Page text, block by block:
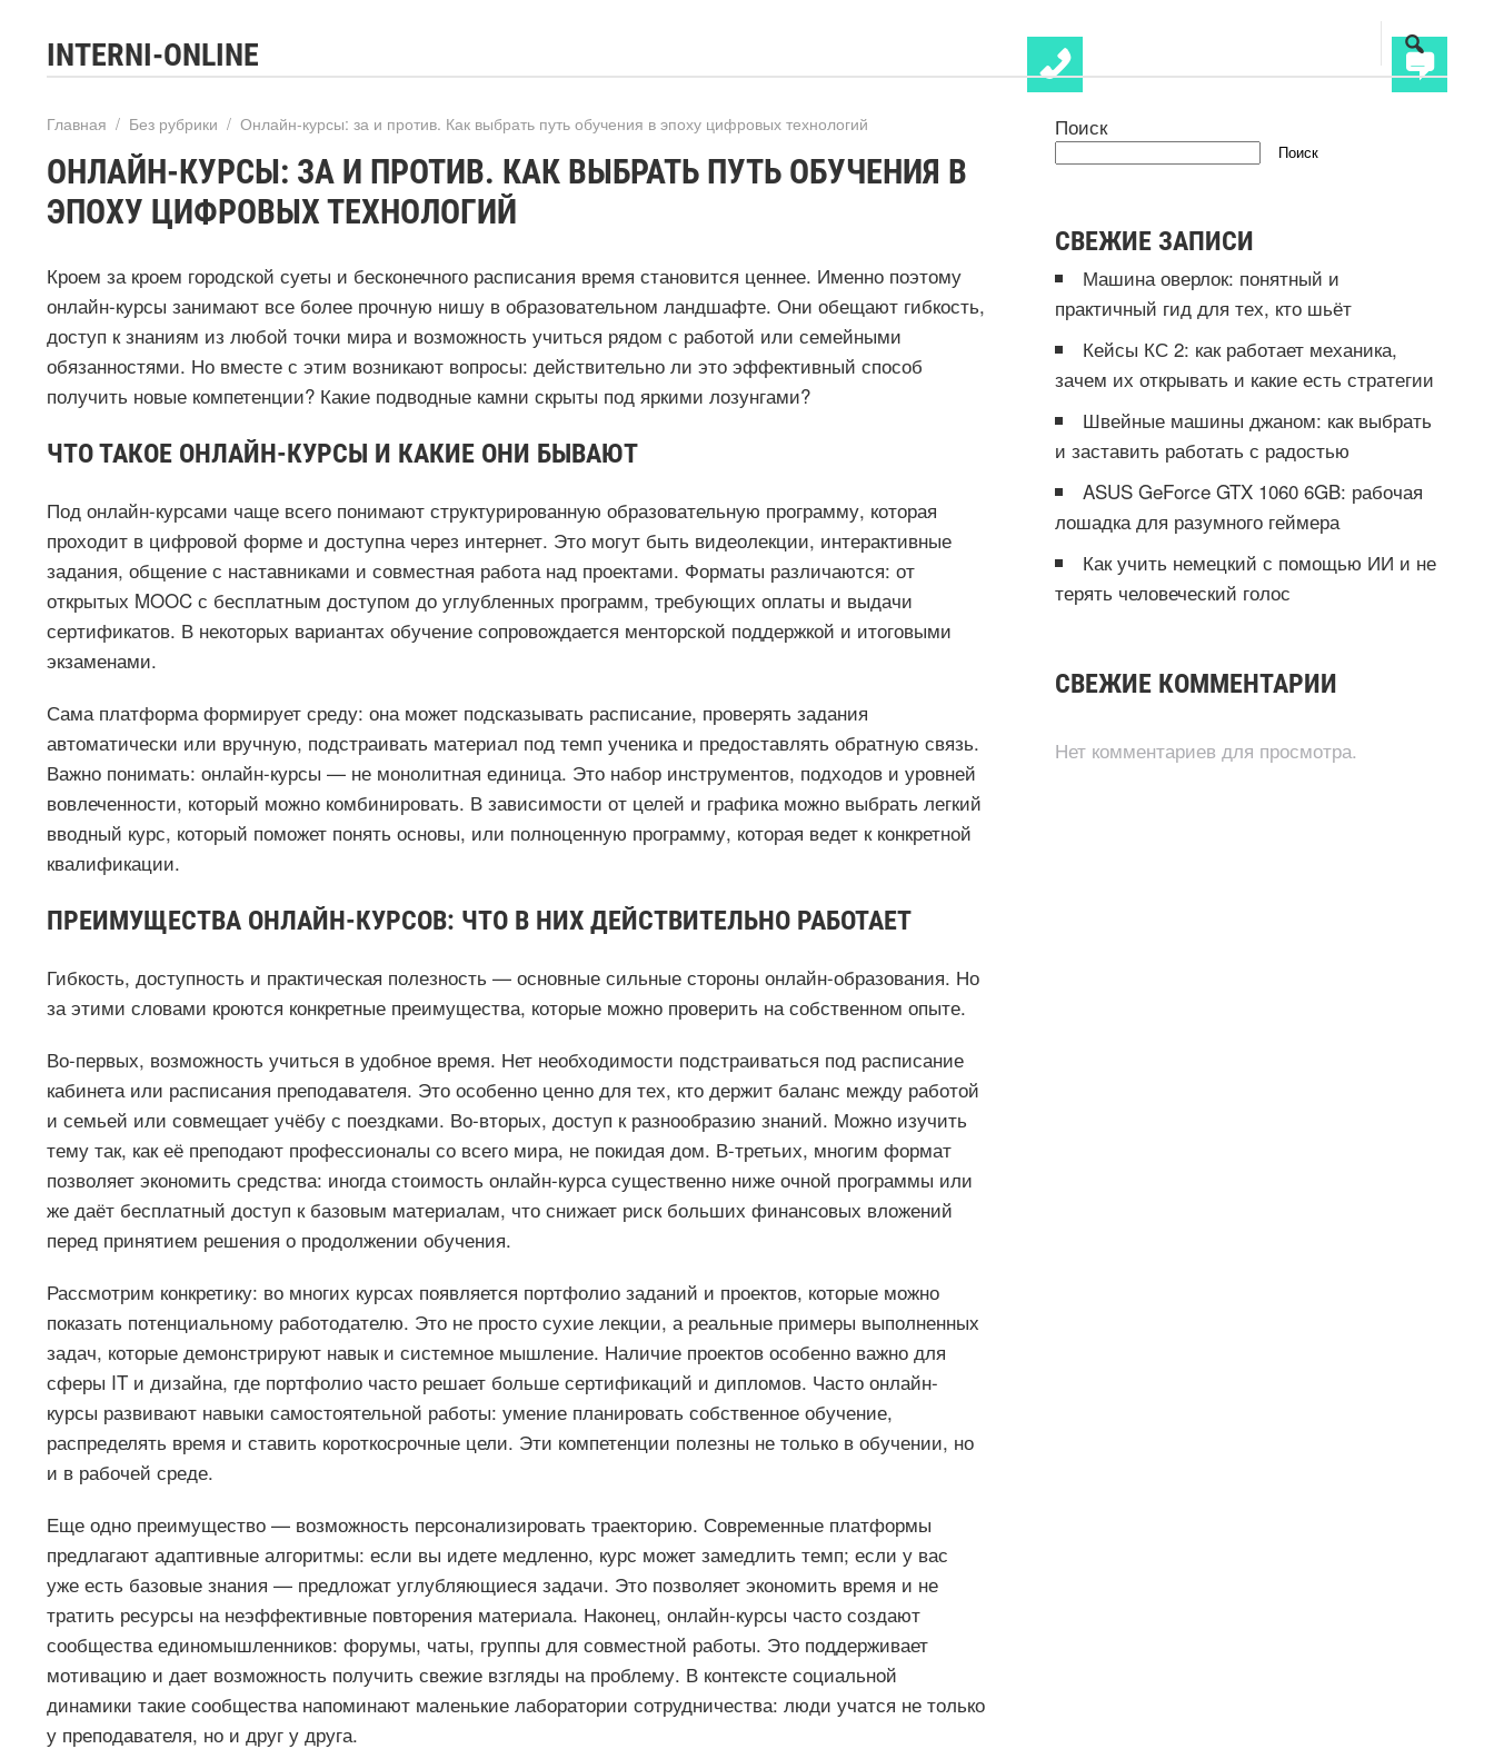
INTERNI-ONLINE
Главная / Без рубрики / Онлайн-курсы: за и против. Как выбрать путь обучения в эпоху цифровых технологий
ОНЛАЙН-КУРСЫ: ЗА И ПРОТИВ. КАК ВЫБРАТЬ ПУТЬ ОБУЧЕНИЯ В
ЭПОХУ ЦИФРОВЫХ ТЕХНОЛОГИЙ
Кроем за кроем городской суеты и бесконечного расписания время становится ценнее. Именно поэтому
онлайн-курсы занимают все более прочную нишу в образовательном ландшафте. Они обещают гибкость,
доступ к знаниям из любой точки мира и возможность учиться рядом с работой или семейными
обязанностями. Но вместе с этим возникают вопросы: действительно ли это эффективный способ
получить новые компетенции? Какие подводные камни скрыты под яркими лозунгами?
ЧТО ТАКОЕ ОНЛАЙН-КУРСЫ И КАКИЕ ОНИ БЫВАЮТ
Под онлайн-курсами чаще всего понимают структурированную образовательную программу, которая
проходит в цифровой форме и доступна через интернет. Это могут быть видеолекции, интерактивные
задания, общение с наставниками и совместная работа над проектами. Форматы различаются: от
открытых MOOC с бесплатным доступом до углубленных программ, требующих оплаты и выдачи
сертификатов. В некоторых вариантах обучение сопровождается менторской поддержкой и итоговыми
экзаменами.
Сама платформа формирует среду: она может подсказывать расписание, проверять задания
автоматически или вручную, подстраивать материал под темп ученика и предоставлять обратную связь.
Важно понимать: онлайн-курсы — не монолитная единица. Это набор инструментов, подходов и уровней
вовлеченности, который можно комбинировать. В зависимости от целей и графика можно выбрать легкий
вводный курс, который поможет понять основы, или полноценную программу, которая ведет к конкретной
квалификации.
ПРЕИМУЩЕСТВА ОНЛАЙН-КУРСОВ: ЧТО В НИХ ДЕЙСТВИТЕЛЬНО РАБОТАЕТ
Гибкость, доступность и практическая полезность — основные сильные стороны онлайн-образования. Но
за этими словами кроются конкретные преимущества, которые можно проверить на собственном опыте.
Во-первых, возможность учиться в удобное время. Нет необходимости подстраиваться под расписание
кабинета или расписания преподавателя. Это особенно ценно для тех, кто держит баланс между работой
и семьей или совмещает учёбу с поездками. Во-вторых, доступ к разнообразию знаний. Можно изучить
тему так, как её преподают профессионалы со всего мира, не покидая дом. В-третьих, многим формат
позволяет экономить средства: иногда стоимость онлайн-курса существенно ниже очной программы или
же даёт бесплатный доступ к базовым материалам, что снижает риск больших финансовых вложений
перед принятием решения о продолжении обучения.
Рассмотрим конкретику: во многих курсах появляется портфолио заданий и проектов, которые можно
показать потенциальному работодателю. Это не просто сухие лекции, а реальные примеры выполненных
задач, которые демонстрируют навык и системное мышление. Наличие проектов особенно важно для
сферы IT и дизайна, где портфолио часто решает больше сертификаций и дипломов. Часто онлайн-
курсы развивают навыки самостоятельной работы: умение планировать собственное обучение,
распределять время и ставить короткосрочные цели. Эти компетенции полезны не только в обучении, но
и в рабочей среде.
Еще одно преимущество — возможность персонализировать траекторию. Современные платформы
предлагают адаптивные алгоритмы: если вы идете медленно, курс может замедлить темп; если у вас
уже есть базовые знания — предложат углубляющиеся задачи. Это позволяет экономить время и не
тратить ресурсы на неэффективные повторения материала. Наконец, онлайн-курсы часто создают
сообщества единомышленников: форумы, чаты, группы для совместной работы. Это поддерживает
мотивацию и дает возможность получить свежие взгляды на проблему. В контексте социальной
динамики такие сообщества напоминают маленькие лаборатории сотрудничества: люди учатся не только
у преподавателя, но и друг у друга.
Поиск
Поиск
СВЕЖИЕ ЗАПИСИ
Машина оверлок: понятный и
практичный гид для тех, кто шьёт
Кейсы КС 2: как работает механика,
зачем их открывать и какие есть стратегии
Швейные машины джаном: как выбрать
и заставить работать с радостью
ASUS GeForce GTX 1060 6GB: рабочая
лошадка для разумного геймера
Как учить немецкий с помощью ИИ и не
терять человеческий голос
СВЕЖИЕ КОММЕНТАРИИ
Нет комментариев для просмотра.